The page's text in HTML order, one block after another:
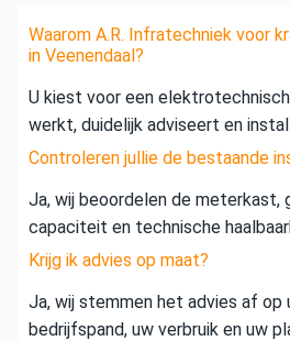
Waarom A.R. Infratechniek voor
in Veenendaal?
U kiest voor een
werkt, duidelijk adviseert en
Controleren jullie de bestaande
Ja, wij beoordelen de meterkast,
capaciteit en technische
Krijg ik advies op maat?
Ja, wij stemmen het advies af op
bedrijfspand, uw verbruik en uw